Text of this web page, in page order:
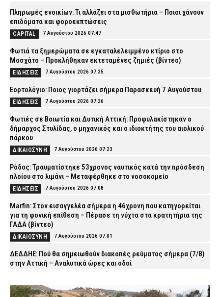
Πληρωμές ενοικίων: Τι αλλάζει στα μισθωτήρια – Ποιοι χάνουν
επιδόματα και φοροεκπτώσεις
CAPITAL 7 Αυγούστου 2026 07:47
Φωτιά τα ξημερώματα σε εγκαταλελειμμένο κτίριο στο
Μοσχάτο – Προκλήθηκαν εκτεταμένες ζημιές (βίντεο)
ΕΙΔΗΣΕΙΣ 7 Αυγούστου 2026 07:35
Εορτολόγιο: Ποιος γιορτάζει σήμερα Παρασκευή 7 Αυγούστου
ΕΙΔΗΣΕΙΣ 7 Αυγούστου 2026 07:26
Φωτιές σε Βοιωτία και Δυτική Αττική: Προφυλακίστηκαν ο
δήμαρχος Στυλίδας, ο μηχανικός και ο ιδιοκτήτης του αιολικού
πάρκου
ΔΙΚΑΙΟΣΥΝΗ 7 Αυγούστου 2026 07:23
Ρόδος: Τραυματίστηκε 53χρονος ναυτικός κατά την πρόσδεση
πλοίου στο λιμάνι – Μεταφέρθηκε στο νοσοκομείο
ΕΙΔΗΣΕΙΣ 7 Αυγούστου 2026 07:08
Marfin: Στον εισαγγελέα σήμερα η 46χρονη που κατηγορείται
για τη φονική επίθεση – Πέρασε τη νύχτα στα κρατητήρια της
ΓΑΔΑ (βίντεο)
ΔΙΚΑΙΟΣΥΝΗ 7 Αυγούστου 2026 07:01
ΔΕΔΔΗΕ: Πού θα σημειωθούν διακοπές ρεύματος σήμερα (7/8)
στην Αττική – Αναλυτικά ώρες και οδοί
Χανιά: Νεκρός 81χρονος που ανασύρθηκε χωρίς τις αισθήσεις